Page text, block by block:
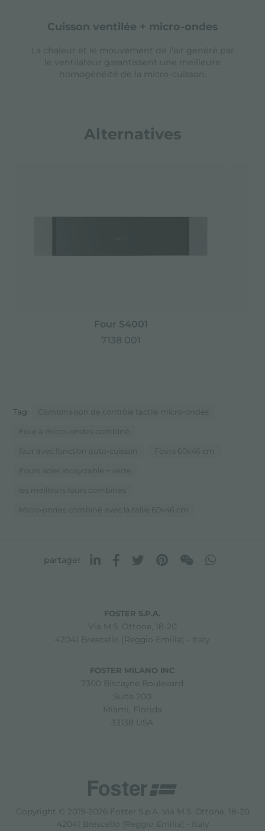
cuisson ventilée + micro-ondes
La chaleur et le mouvement de l'air généré par
le ventilateur garantissent une meilleure
homogénéité de la micro-cuisson.
Alternatives
Four S4001
7138 001
Tag: Combinaison de contrôle tactile micro-ondes
Four à micro-ondes combiné
four avec fonction auto-cuisson Fours 60x46 cm
Fours acier inoxydable + verre
les meilleurs fours combinés
Micro-ondes combiné avec la taille 60x46 cm
partager
FOSTER S.P.A.
Via M.S. Ottone, 18-20
42041 Brescello (Reggio Emilia) - Italy
FOSTER MILANO INC
7300 Biscayne Boulevard
Suite 200
Miami, Florida
33138 USA
Copyright © 2019-2026 Foster S.p.A. Via M.S. Ottone, 18-20
42041 Brescello (Reggio Emilia) - Italy